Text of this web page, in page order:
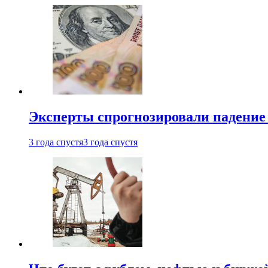
Эксперты спрогнозировали
3 года спустя3 года спустя